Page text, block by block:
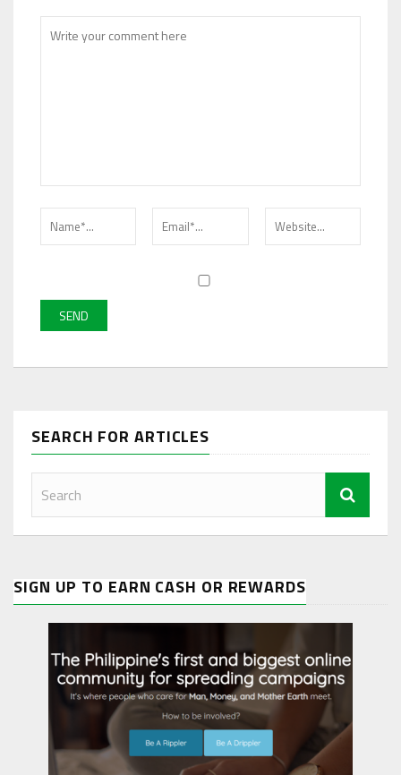
SEARCH FOR ARTICLES
SIGN UP TO EARN CASH OR REWARDS